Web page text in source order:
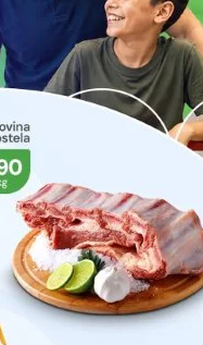
a ajuda de muitas